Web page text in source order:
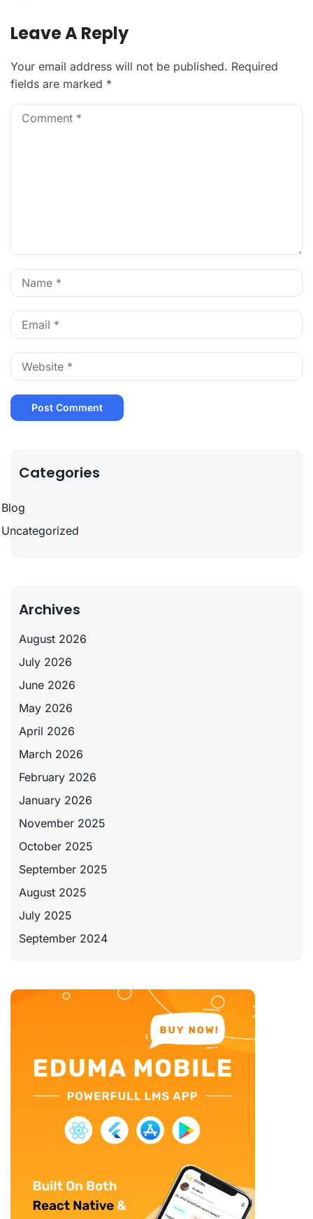
Leave A Reply
Your email address will not be published. Required
fields are marked *
Categories
Blog
Uncategorized
Archives
August 2026
July 2026
June 2026
May 2026
April 2026
March 2026
February 2026
January 2026
November 2025
October 2025
September 2025
August 2025
July 2025
September 2024